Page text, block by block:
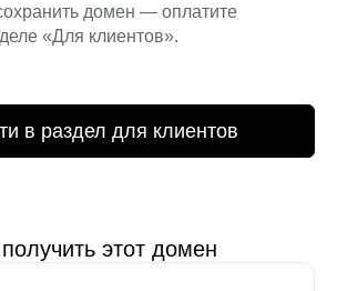
домен — оплатите
«Для клиентов».
в раздел для клиентов
этот домен